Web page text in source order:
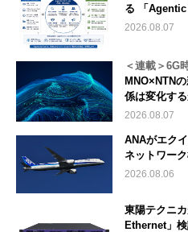
る 「
2026.08.07
＜連載＞6G
MNO×NTN
係は変化する
2026.08.07
ANAがエク
ネットワー
2026.08.06
東陽テクニ
Ethernet」